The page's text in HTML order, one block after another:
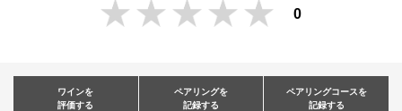
0
ワインを
評価する
ペアリングを
記録する
ペアリングコースを
記録する